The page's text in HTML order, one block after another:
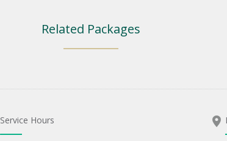
Related Packages
Service Hours